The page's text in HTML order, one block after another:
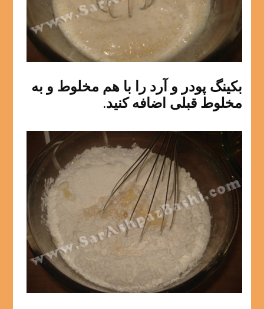
بکینگ پودر و آرد را با هم مخلوط و به
مخلوط قبلی اضافه کنید.